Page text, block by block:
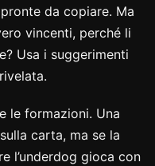
da copiare. Ma
vincenti, perché li
Usa i suggerimenti
le formazioni. Una
carta, ma se la
l’underdog gioca con